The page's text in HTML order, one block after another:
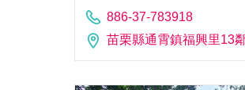
886-37-783918
苗栗縣通霄鎮福興里13